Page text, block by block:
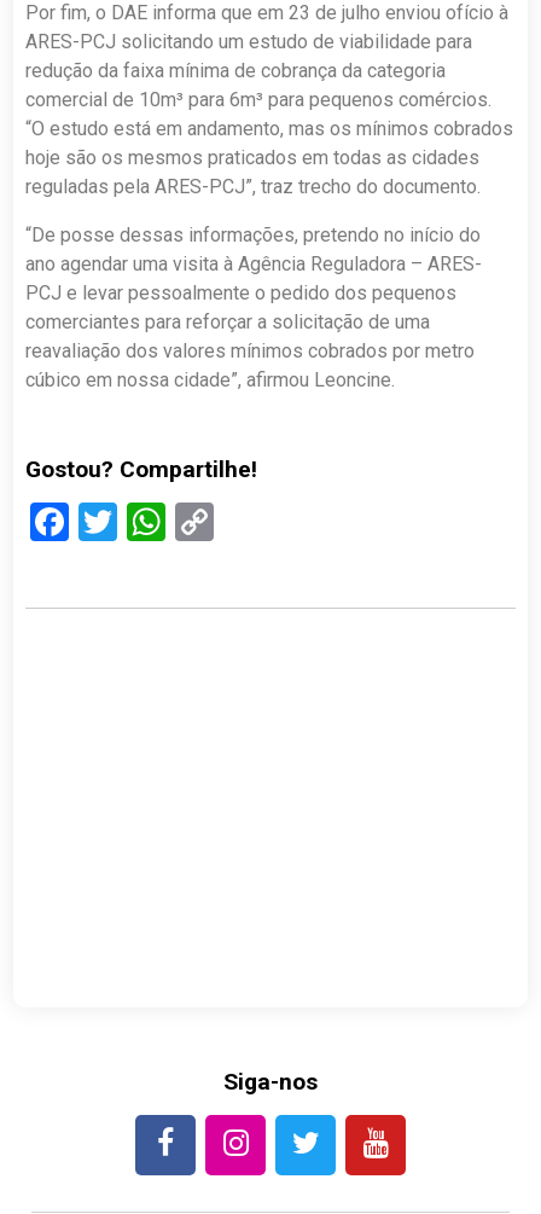
Por fim, o DAE informa que em 23 de julho enviou ofício à
ARES-PCJ solicitando um estudo de viabilidade para
redução da faixa mínima de cobrança da categoria
comercial de 10m³ para 6m³ para pequenos comércios.
“O estudo está em andamento, mas os mínimos cobrados
hoje são os mesmos praticados em todas as cidades
reguladas pela ARES-PCJ”, traz trecho do documento.
“De posse dessas informações, pretendo no início do
ano agendar uma visita à Agência Reguladora – ARES-
PCJ e levar pessoalmente o pedido dos pequenos
comerciantes para reforçar a solicitação de uma
reavaliação dos valores mínimos cobrados por metro
cúbico em nossa cidade”, afirmou Leoncine.
Gostou? Compartilhe!
Facebook
TwitterWhatsApp
Siga-nos